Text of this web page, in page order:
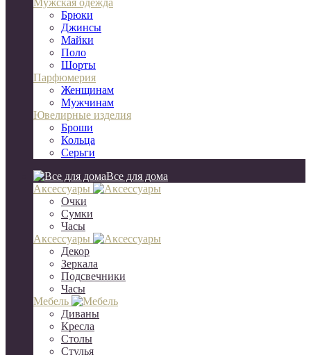
Мужская одежда
Брюки
Джинсы
Майки
Поло
Шорты
Парфюмерия
Женщинам
Мужчинам
Ювелирные изделия
Броши
Кольца
Серьги
Все для дома
Аксессуары
Очки
Сумки
Часы
Аксессуары
Декор
Зеркала
Подсвечники
Часы
Мебель
Диваны
Кресла
Столы
Стулья